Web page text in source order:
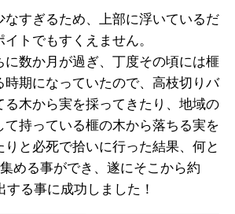
なすぎるため、上部に浮いているだ
トでもすくえません。
に数か月が過ぎ、丁度その頃には榧
時期になっていたので、高枝切りバ
る木から実を採ってきたり、地域の
て持っている榧の木から落ちる実を
と必死で拾いに行った結果、何と
める事ができ、遂にそこから約
する事に成功しました！